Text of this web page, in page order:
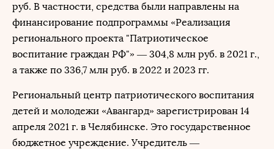
руб. В частности, средства были направлены на
финансирование подпрограммы «Реализация
регионального проекта "Патриотическое
воспитание граждан РФ"» — 304,8 млн руб. в 2021 г.,
а также по 336,7 млн руб. в 2022 и 2023 гг.
Региональный центр патриотического воспитания
детей и молодежи «Авангард» зарегистрирован 14
апреля 2021 г. в Челябинске. Это государственное
бюджетное учреждение. Учредитель —